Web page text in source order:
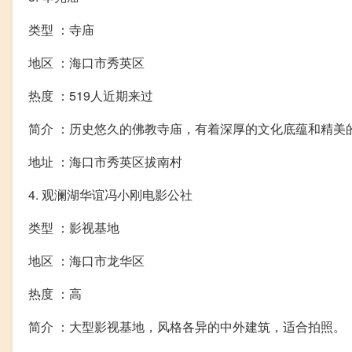
类型 ：寺庙
地区 ：海口市秀英区
热度 ：519人近期来过
简介 ：历史悠久的佛教寺庙，有着深厚的文化底蕴和精美
地址 ：海口市秀英区拔南村
4. 观澜湖华谊冯小刚电影公社
类型 ：影视基地
地区 ：海口市龙华区
热度 ：高
简介 ：大型影视基地，风格各异的中外建筑，适合拍照。